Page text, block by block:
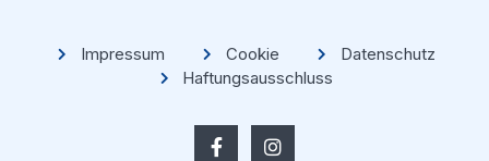
Impressum Cookie
Datenschutz
Haftungsausschluss